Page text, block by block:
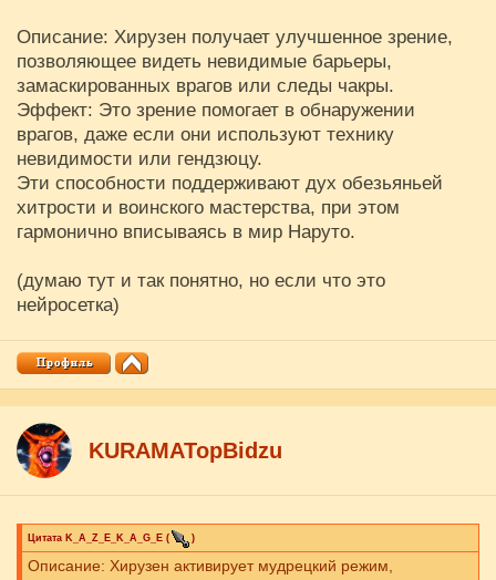
Описание: Хирузен получает улучшенное зрение,
позволяющее видеть невидимые барьеры,
замаскированных врагов или следы чакры.
Эффект: Это зрение помогает в обнаружении
врагов, даже если они используют технику
невидимости или гендзюцу.
Эти способности поддерживают дух обезьяньей
хитрости и воинского мастерства, при этом
гармонично вписываясь в мир Наруто.
(думаю тут и так понятно, но если что это
нейросетка)
KURAMATopBidzu
Цитата K_A_Z_E_K_A_G_E ( )
Описание: Хирузен активирует мудрецкий режим,